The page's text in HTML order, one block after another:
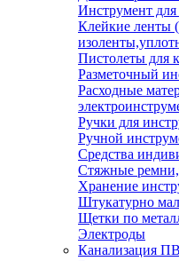
Инструмент
Клейкие ленты
Пистолеты для
Разметочный
Расходные
Ручки для
Ручной
Средства
Стяжные
Хранение
Штукатурно
Щетки по
Электроды
Канализация